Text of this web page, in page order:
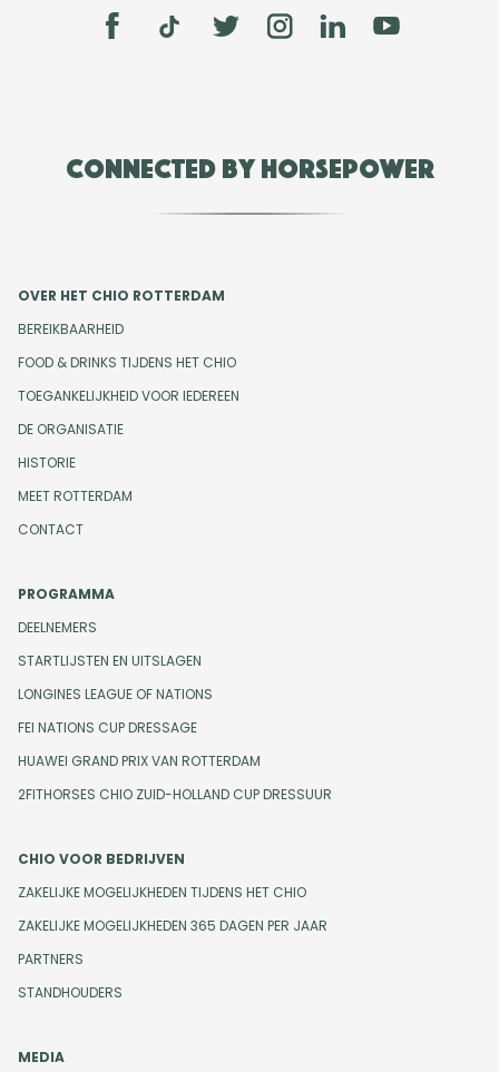
Connected by Horsepower
OVER HET CHIO ROTTERDAM
BEREIKBAARHEID
FOOD & DRINKS TIJDENS HET CHIO
TOEGANKELIJKHEID VOOR IEDEREEN
DE ORGANISATIE
HISTORIE
MEET ROTTERDAM
CONTACT
PROGRAMMA
DEELNEMERS
STARTLIJSTEN EN UITSLAGEN
LONGINES LEAGUE OF NATIONS
FEI NATIONS CUP DRESSAGE
HUAWEI GRAND PRIX VAN ROTTERDAM
2FITHORSES CHIO ZUID-HOLLAND CUP DRESSUUR
CHIO VOOR BEDRIJVEN
ZAKELIJKE MOGELIJKHEDEN TIJDENS HET CHIO
ZAKELIJKE MOGELIJKHEDEN 365 DAGEN PER JAAR
PARTNERS
STANDHOUDERS
MEDIA